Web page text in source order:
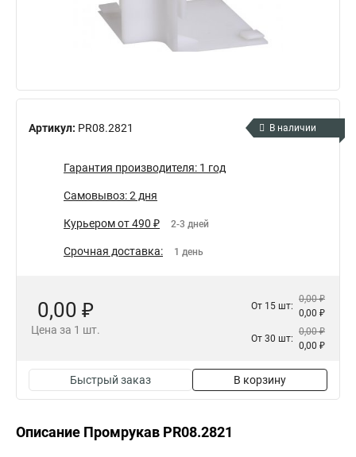
Артикул: PR08.2821 В наличии
Гарантия производителя: 1 год
Самовывоз: 2 дня
Курьером от 490 ₽ 2-3 дней
Срочная доставка: 1 день
0,00 ₽
Цена за 1 шт.
От 15 шт:
0,00 ₽
0,00 ₽
От 30 шт:
0,00 ₽
0,00 ₽
Быстрый заказ В корзину
Описание Промрукав PR08.2821